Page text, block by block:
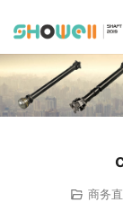
商务